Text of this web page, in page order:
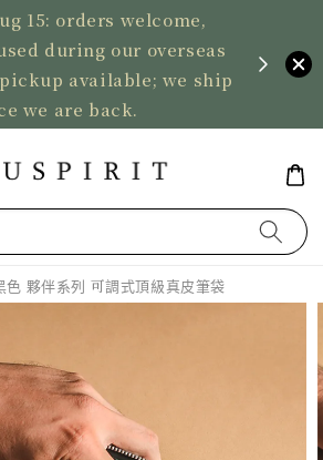
15: orders welcome,
during our overseas
available; we ship
we are back.
US
夥伴系列 可調式頂級真皮筆袋